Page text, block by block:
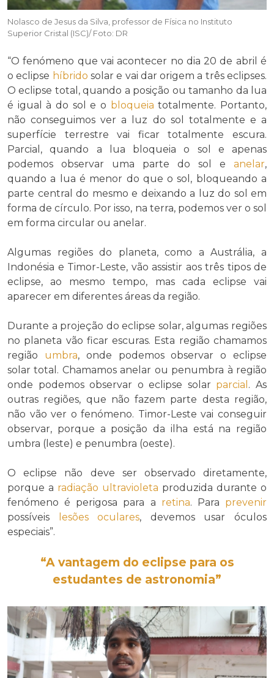
Nolasco de Jesus da Silva, professor de Física no Instituto
Superior Cristal (ISC)/ Foto: DR
“O fenómeno que vai acontecer no dia 20 de abril é
o eclipse híbrido solar e vai dar origem a três eclipses.
O eclipse total, quando a posição ou tamanho da lua
é igual à do sol e o bloqueia totalmente. Portanto,
não conseguimos ver a luz do sol totalmente e a
superfície terrestre vai ficar totalmente escura.
Parcial, quando a lua bloqueia o sol e apenas
podemos observar uma parte do sol e anelar,
quando a lua é menor do que o sol, bloqueando a
parte central do mesmo e deixando a luz do sol em
forma de círculo. Por isso, na terra, podemos ver o sol
em forma circular ou anelar.
Algumas regiões do planeta, como a Austrália, a
Indonésia e Timor-Leste, vão assistir aos três tipos de
eclipse, ao mesmo tempo, mas cada eclipse vai
aparecer em diferentes áreas da região.
Durante a projeção do eclipse solar, algumas regiões
no planeta vão ficar escuras. Esta região chamamos
região umbra, onde podemos observar o eclipse
solar total. Chamamos anelar ou penumbra à região
onde podemos observar o eclipse solar parcial . As
outras regiões, que não fazem parte desta região,
não vão ver o fenómeno. Timor-Leste vai conseguir
observar, porque a posição da ilha está na região
umbra (leste) e penumbra (oeste).
O eclipse não deve ser observado diretamente,
porque a radiação ultravioleta produzida durante o
fenómeno é perigosa para a retina. Para prevenir
possíveis
lesões oculares, devemos usar óculos
especiais”.
“A vantagem do eclipse para os
estudantes de astronomia”